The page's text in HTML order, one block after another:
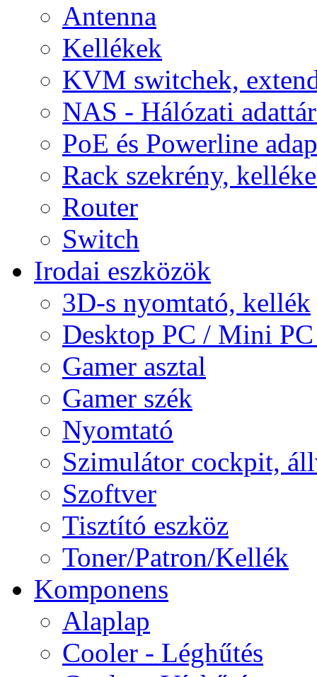
Antenna
Kellékek
KVM switchek,
NAS - Hálózati
PoE és Powerline
Rack szekrény,
Router
Switch
Irodai eszközök
3D-s nyomtató, kellék
Desktop PC / Mini
Gamer asztal
Gamer szék
Nyomtató
Szimulátor cockpit,
Szoftver
Tisztító eszköz
Toner/Patron/Kellék
Komponens
Alaplap
Cooler - Léghűtés